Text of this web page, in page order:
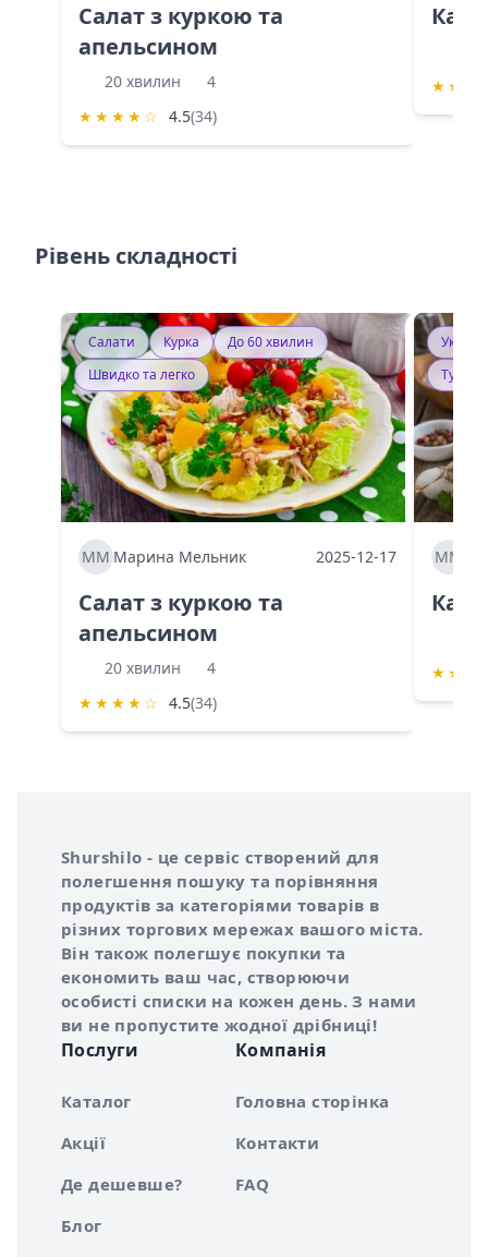
Салат з куркою та
апельсином
20 хвилин
4
★ ★ ★ ★ ☆ 4.5(34)
★ ★
Рівень складності
Салати Курка
До 60 хвилин
Швидко та легко
ММ Марина Мельник 2025-12-17
Салат з куркою та
апельсином
20 хвилин
4
★ ★ ★ ★ ☆ 4.5(34)
ММ
★ ★
Про сервіс Shurshilo
Shurshilo - це сервіс створений для
полегшення пошуку та порівняння
продуктів за категоріями товарів в
різних торгових мережах вашого міста.
Він також полегшує покупки та
економить ваш час, створюючи
особисті списки на кожен день. З нами
ви не пропустите жодної дрібниці!
Послуги
Каталог
Акції
Де дешевше?
Блог
Компанія
Головна сторінка
Контакти
FAQ